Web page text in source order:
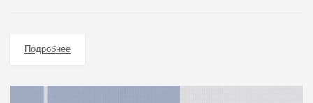
Подробнее